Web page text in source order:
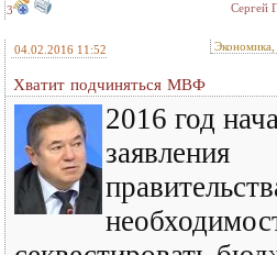
3 Сергей
04.02.2016 11:52 Экономика,
Хватит подчиняться МВФ
2016 год
заявления